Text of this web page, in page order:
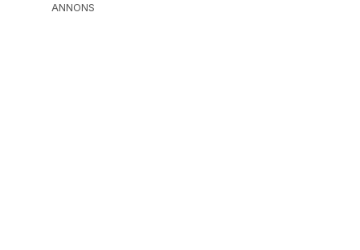
ANNONS